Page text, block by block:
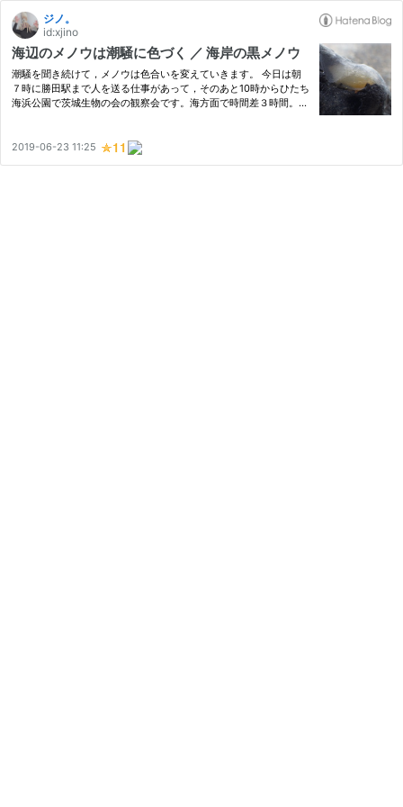
ジノ。
id:xjino
海辺のメノウは潮騒に色づく ／ 海岸の黒メノウ
潮騒を聞き続けて，メノウは色合いを変えていきます。 今日は朝
７時に勝田駅まで人を送る仕事があって，そのあと10時からひたち
海浜公園で茨城生物の会の観察会です。海方面で時間差３時間。さ
2019-06-23 11:25